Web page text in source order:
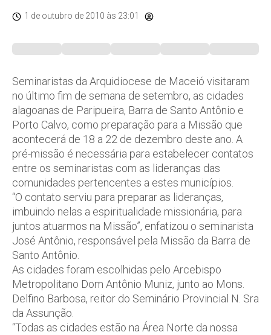
1 de outubro de 2010 às 23:01
Seminaristas da Arquidiocese de Maceió visitaram
no último fim de semana de setembro, as cidades
alagoanas de Paripueira, Barra de Santo Antônio e
Porto Calvo, como preparação para a Missão que
acontecerá de 18 a 22 de dezembro deste ano. A
pré-missão é necessária para estabelecer contatos
entre os seminaristas com as lideranças das
comunidades pertencentes a estes municípios.
“O contato serviu para preparar as lideranças,
imbuindo nelas a espiritualidade missionária, para
juntos atuarmos na Missão”, enfatizou o seminarista
José Antônio, responsável pela Missão da Barra de
Santo Antônio.
As cidades foram escolhidas pelo Arcebispo
Metropolitano Dom Antônio Muniz, junto ao Mons.
Delfino Barbosa, reitor do Seminário Provincial N. Sra
da Assunção.
“Todas as cidades estão na Área Norte da nossa